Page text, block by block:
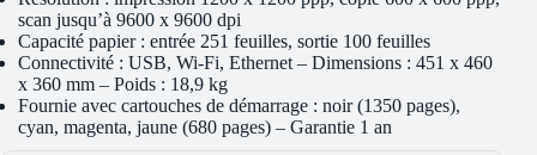
scan jusqu’à 9600 x 9600 dpi
Capacité papier : entrée 251 feuilles, sortie 100 feuilles
Connectivité : USB, Wi-Fi, Ethernet – Dimensions : 451 x 460
x 360 mm – Poids : 18,9 kg
Fournie avec cartouches de démarrage : noir (1350 pages),
cyan, magenta, jaune (680 pages) – Garantie 1 an